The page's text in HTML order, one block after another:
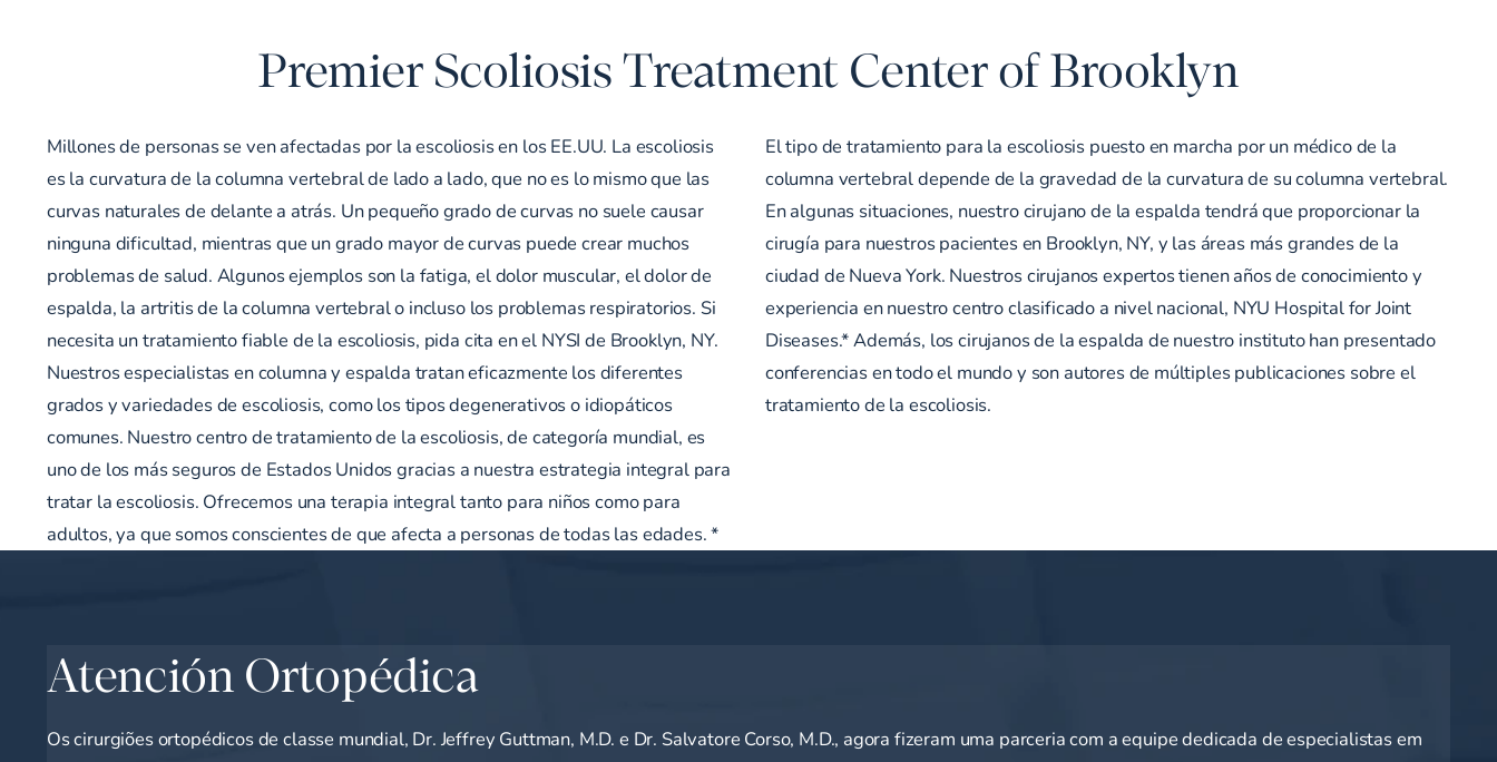
Premier Scoliosis Treatment Center of Brooklyn
Millones de personas se ven afectadas por la escoliosis en los EE.UU. La escoliosis
es la curvatura de la columna vertebral de lado a lado, que no es lo mismo que las
curvas naturales de delante a atrás. Un pequeño grado de curvas no suele causar
ninguna dificultad, mientras que un grado mayor de curvas puede crear muchos
problemas de salud. Algunos ejemplos son la fatiga, el dolor muscular, el dolor de
espalda, la artritis de la columna vertebral o incluso los problemas respiratorios. Si
necesita un tratamiento fiable de la escoliosis, pida cita en el NYSI de Brooklyn, NY.
Nuestros especialistas en columna y espalda tratan eficazmente los diferentes
grados y variedades de escoliosis, como los tipos degenerativos o idiopáticos
comunes. Nuestro centro de tratamiento de la escoliosis, de categoría mundial, es
uno de los más seguros de Estados Unidos gracias a nuestra estrategia integral para
tratar la escoliosis. Ofrecemos una terapia integral tanto para niños como para
adultos, ya que somos conscientes de que afecta a personas de todas las edades. *
El tipo de tratamiento para la escoliosis puesto en marcha por un médico de la
columna vertebral depende de la gravedad de la curvatura de su columna vertebral.
En algunas situaciones, nuestro cirujano de la espalda tendrá que proporcionar la
cirugía para nuestros pacientes en Brooklyn, NY, y las áreas más grandes de la
ciudad de Nueva York. Nuestros cirujanos expertos tienen años de conocimiento y
experiencia en nuestro centro clasificado a nivel nacional, NYU Hospital for Joint
Diseases.* Además, los cirujanos de la espalda de nuestro instituto han presentado
conferencias en todo el mundo y son autores de múltiples publicaciones sobre el
tratamiento de la escoliosis.
Atención Ortopédica
Os cirurgiões ortopédicos de classe mundial, Dr. Jeffrey Guttman, M.D. e Dr. Salvatore Corso, M.D., agora fizeram uma parceria com a equipe dedicada de especialistas em